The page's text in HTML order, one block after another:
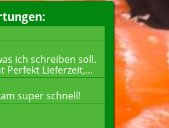
ich schreiben soll.
Perfekt Lieferzeit,...
super schnell!